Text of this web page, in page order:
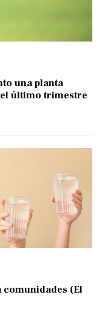
una planta
último trimestre
comunidades (El